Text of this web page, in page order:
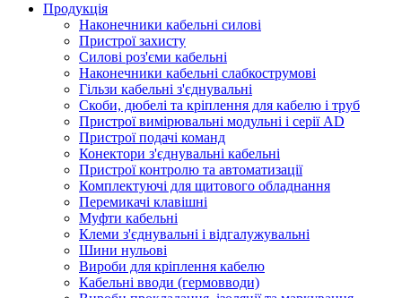
Продукція
Наконечники кабельні силові
Пристрої захисту
Силові роз'єми кабельні
Наконечники кабельні слабкострумові
Гільзи кабельні з'єднувальні
Скоби, дюбелі та кріплення для кабелю і труб
Пристрої вимірювальні модульні і серії AD
Пристрої подачі команд
Конектори з'єднувальні кабельні
Пристрої контролю та автоматизації
Комплектуючі для щитового обладнання
Перемикачі клавішні
Муфти кабельні
Клеми з'єднувальні і відгалужувальні
Шини нульові
Вироби для кріплення кабелю
Кабельні вводи (гермовводи)